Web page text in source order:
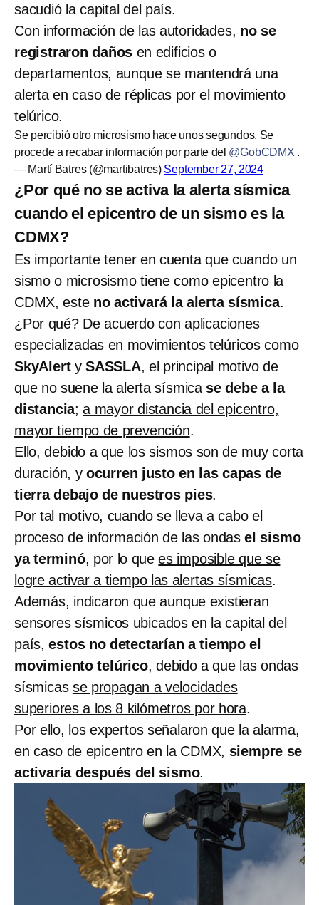
sacudió la capital del país.
Con información de las autoridades, no se
registraron daños en edificios o
departamentos, aunque se mantendrá una
alerta en caso de réplicas por el movimiento
telúrico.
Se percibió otro microsismo hace unos segundos. Se
procede a recabar información por parte del @GobCDMX .
— Martí Batres (@martibatres) September 27, 2024
¿Por qué no se activa la alerta sísmica
cuando el epicentro de un sismo es la
CDMX?
Es importante tener en cuenta que cuando un
sismo o microsismo tiene como epicentro la
CDMX, este no activará la alerta sísmica.
¿Por qué? De acuerdo con aplicaciones
especializadas en movimientos telúricos como
SkyAlertySASSLA, el principal motivo de
que no suene la alerta sísmica se debe a la
distancia;a mayor distancia del epicentro,
mayor tiempo de prevención.
Ello, debido a que los sismos son de muy corta
duración, y ocurren justo en las capas de
tierra debajo de nuestros pies.
Por tal motivo, cuando se lleva a cabo el
proceso de información de las ondasel sismo
ya terminó, por lo quees imposible que se
logre activar a tiempo las alertas sísmicas.
Además, indicaron que aunque existieran
sensores sísmicos ubicados en la capital del
país,estos no detectarían a tiempo el
movimiento telúrico, debido a que las ondas
sísmicas se propagan a velocidades
superiores a los 8 kilómetros por hora.
Por ello, los expertos señalaron que la alarma,
en caso de epicentro en la CDMX, siempre se
activaría después del sismo.